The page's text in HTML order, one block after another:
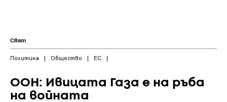
Свят
Политика | Общество | ЕС |
ООН: Ивицата Газа е на ръба
на войната